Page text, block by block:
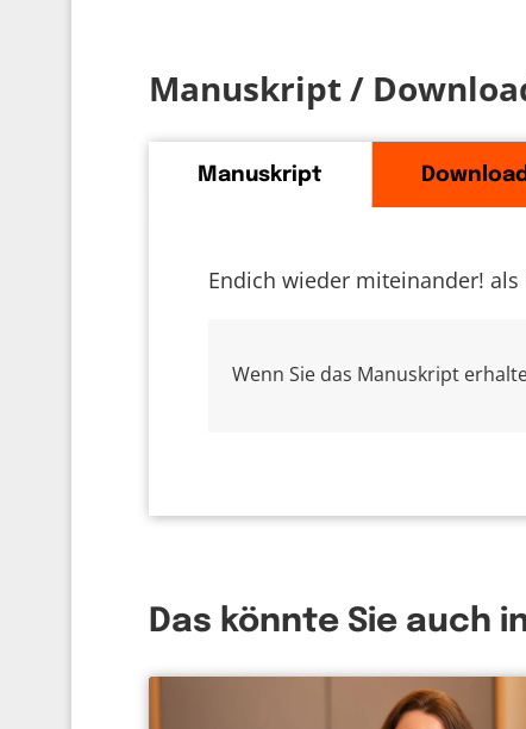
Manuskript /
Manuskript Download
Endich wieder miteinander!
Wenn Sie das Manuskript
Das könnte Sie auch